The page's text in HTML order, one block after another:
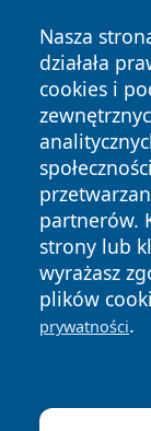
Nasza
działała
cookies i
partnerów.
strony lub
wyrażasz
plików
prywatności.
Copyright ©
zastrzeżone.
News Autorzy